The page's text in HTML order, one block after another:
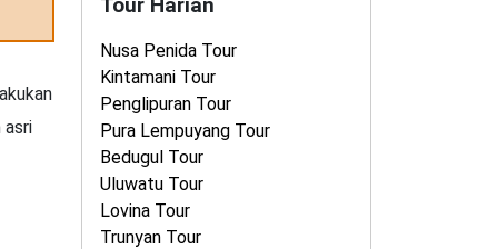
asri
Nusa Penida Tour
Kintamani Tour
Penglipuran Tour
Pura Lempuyang Tour
Bedugul Tour
Uluwatu Tour
Lovina Tour
Trunyan Tour